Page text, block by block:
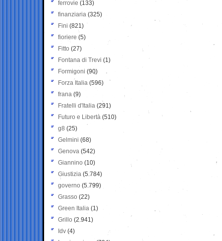
ferrovie (133)
finanziaria (325)
Fini (821)
fioriere (5)
Fitto (27)
Fontana di Trevi (1)
Formigoni (90)
Forza Italia (596)
frana (9)
Fratelli d'Italia (291)
Futuro e Libertà (510)
g8 (25)
Gelmini (68)
Genova (542)
Giannino (10)
Giustizia (5.784)
governo (5.799)
Grasso (22)
Green Italia (1)
Grillo (2.941)
Idv (4)